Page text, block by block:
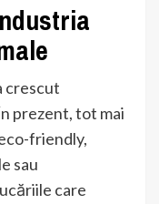
crescut
prezent, tot mai
friendly,
sau
care